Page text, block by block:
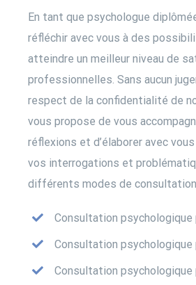
En tant que psychologue
réfléchir avec vous à des
atteindre un meilleur niveau de
professionnelles. Sans aucun
respect de la confidentialité de
vous propose de vous
réflexions et d’élaborer avec
vos interrogations et
différents modes de
Consultation psychologique
Consultation psychologique
Consultation psychologique